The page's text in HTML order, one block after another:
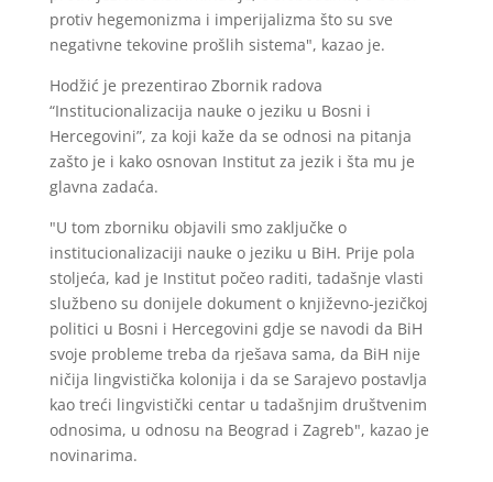
protiv hegemonizma i imperijalizma što su sve
negativne tekovine prošlih sistema", kazao je.
Hodžić je prezentirao Zbornik radova
“Institucionalizacija nauke o jeziku u Bosni i
Hercegovini”, za koji kaže da se odnosi na pitanja
zašto je i kako osnovan Institut za jezik i šta mu je
glavna zadaća.
"U tom zborniku objavili smo zaključke o
institucionalizaciji nauke o jeziku u BiH. Prije pola
stoljeća, kad je Institut počeo raditi, tadašnje vlasti
službeno su donijele dokument o književno-jezičkoj
politici u Bosni i Hercegovini gdje se navodi da BiH
svoje probleme treba da rješava sama, da BiH nije
ničija lingvistička kolonija i da se Sarajevo postavlja
kao treći lingvistički centar u tadašnjim društvenim
odnosima, u odnosu na Beograd i Zagreb", kazao je
novinarima.